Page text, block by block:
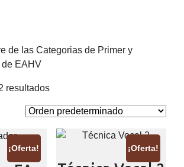
de las Categorias de Primer y
EAHV
resultados
¡Oferta! ¡Oferta!